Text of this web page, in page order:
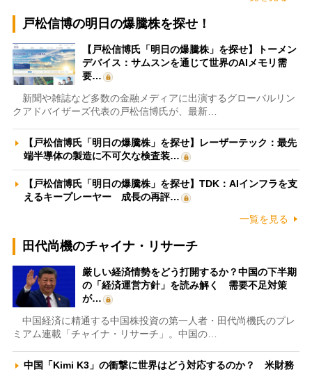
戸松信博の明日の爆騰株を探せ！
【戸松信博氏「明日の爆騰株」を探せ】トーメン
デバイス：サムスンを通じて世界のAIメモリ需
要…
新聞や雑誌など多数の金融メディアに出演するグローバルリン
クアドバイザーズ代表の戸松信博氏が、最新…
【戸松信博氏「明日の爆騰株」を探せ】レーザーテック：最先
端半導体の製造に不可欠な検査装…
【戸松信博氏「明日の爆騰株」を探せ】TDK：AIインフラを支
えるキープレーヤー 成長の再評…
一覧を見る
田代尚機のチャイナ・リサーチ
厳しい経済情勢をどう打開するか？中国の下半期
の「経済運営方針」を読み解く 需要不足対策
が…
中国経済に精通する中国株投資の第一人者・田代尚機氏のプレ
ミアム連載「チャイナ・リサーチ」。中国の…
中国「Kimi K3」の衝撃に世界はどう対応するのか？ 米財務